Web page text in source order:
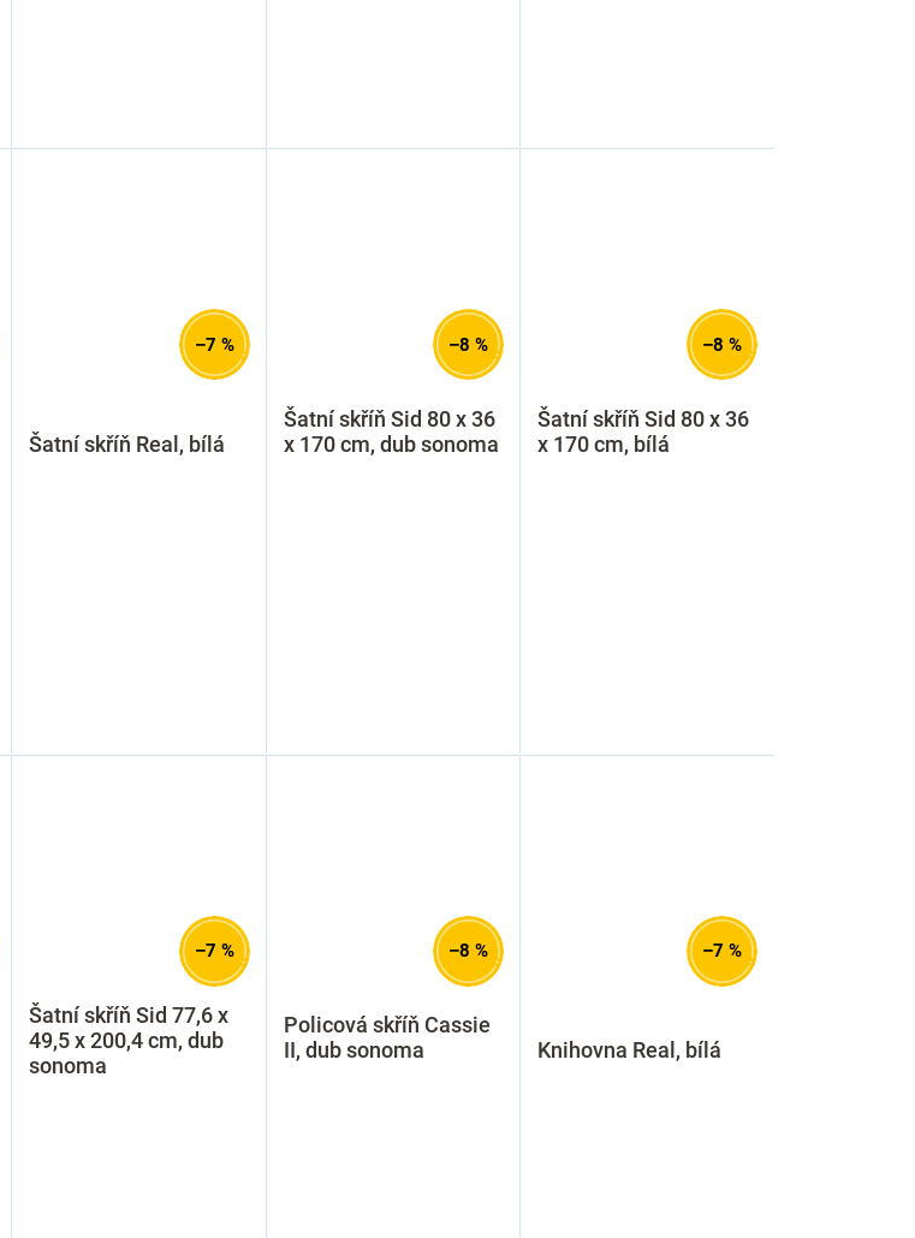
–7 %
Šatní skříň Real, bílá
–8 %
Šatní skříň Sid 80 x 36
x 170 cm, dub sonoma
–8 %
Šatní skříň Sid 80 x 36
x 170 cm, bílá
–7 %
Šatní skříň Sid 77,6 x
49,5 x 200,4 cm, dub
sonoma
–8 %
Policová skříň Cassie
II, dub sonoma
–7 %
Knihovna Real, bílá